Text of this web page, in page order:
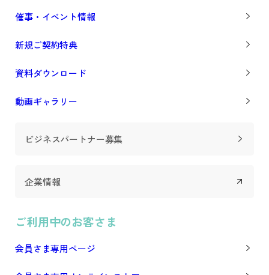
催事・イベント情報
新規ご契約特典
資料ダウンロード
動画ギャラリー
ビジネスパートナー募集
企業情報
ご利用中のお客さま
会員さま専用ページ